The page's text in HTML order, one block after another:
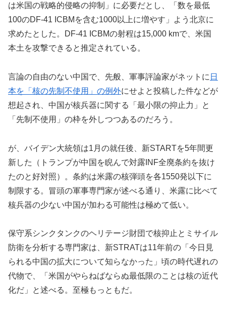
は米国の戦略的侵略の抑制」に必要だとし、「数を最低
100のDF-41 ICBMを含む1000以上に増やす」よう北京に
求めたとした。DF-41 ICBMの射程は15,000 kmで、米国
本土を攻撃できると推定されている。
言論の自由のない中国で、先般、軍事評論家がネットに 日
本を「核の先制不使用」の例外にせよと投稿した件などが
想起され、中国が核兵器に関する「最小限の抑止力」と
「先制不使用」の枠を外しつつあるのだろう。
が、バイデン大統領は1月の就任後、新STARTを5年間更
新した（トランプが中国を睨んで対露INF全廃条約を抜け
たのと好対照）。条約は米露の核弾頭を各1550発以下に
制限する。冒頭の軍事専門家が述べる通り、米露に比べて
核兵器の少ない中国が加わる可能性は極めて低い。
保守系シンクタンクのヘリテージ財団で核抑止とミサイル
防衛を分析する専門家は、新STRATは11年前の「今日見
られる中国の拡大について知らなかった」頃の時代遅れの
代物で、「米国がやらねばならぬ最低限のことは核の近代
化だ」と述べる。至極もっともだ。